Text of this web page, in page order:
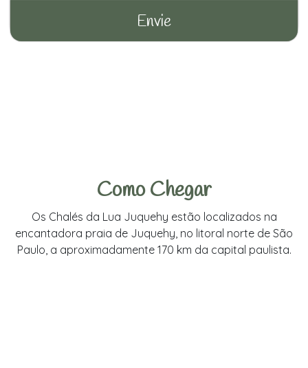
Como Chegar
Os Chalés da Lua Juquehy estão localizados na
encantadora praia de Juquehy, no litoral norte de São
Paulo, a aproximadamente 170 km da capital paulista.